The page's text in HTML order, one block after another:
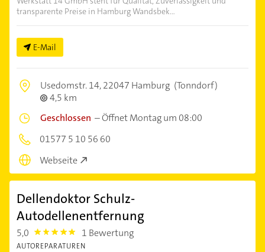
transparente Preise in Hamburg Wandsbek...
E-Mail
Usedomstr. 14,22047 Hamburg (Tonndorf)
4,5 km
Geschlossen –Öffnet Montag um 08:00
01577 5 10 56 60
Webseite
Dellendoktor Schulz-
Autodellenentfernung
5,0 5.0 1 Bewertung
AUTOREPARATUREN